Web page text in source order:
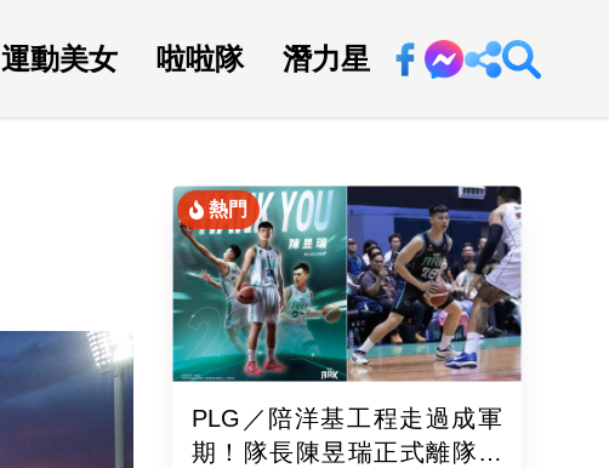
運動美女 啦啦隊 潛力星 回新聞網
熱門
PLG／陪洋基工程走過成軍
期！隊長陳昱瑞正式離隊